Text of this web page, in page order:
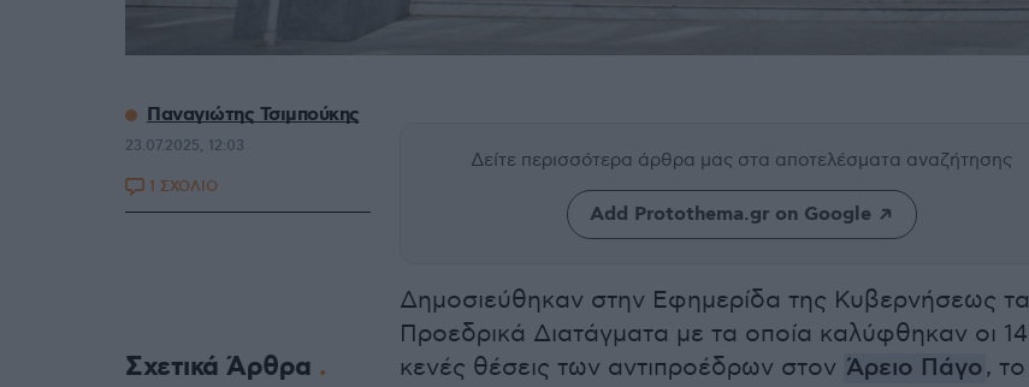
Δείτε περισσότερα άρθρα μας στα αποτελέσματα αναζήτησης
Add Protothema.gr on Google
Δημοσιεύθηκαν στην Εφημερίδα της Κυβερνήσεως τα
Προεδρικά Διατάγματα με τα οποία καλύφθηκαν οι 14
κενές θέσεις των αντιπροέδρων στον Άρειο Πάγο, το
Παναγιώτης Τσιμπούκης
23.07.2025, 12:03
1 ΣΧΟΛΙΟ
Σχετικά Άρθρα